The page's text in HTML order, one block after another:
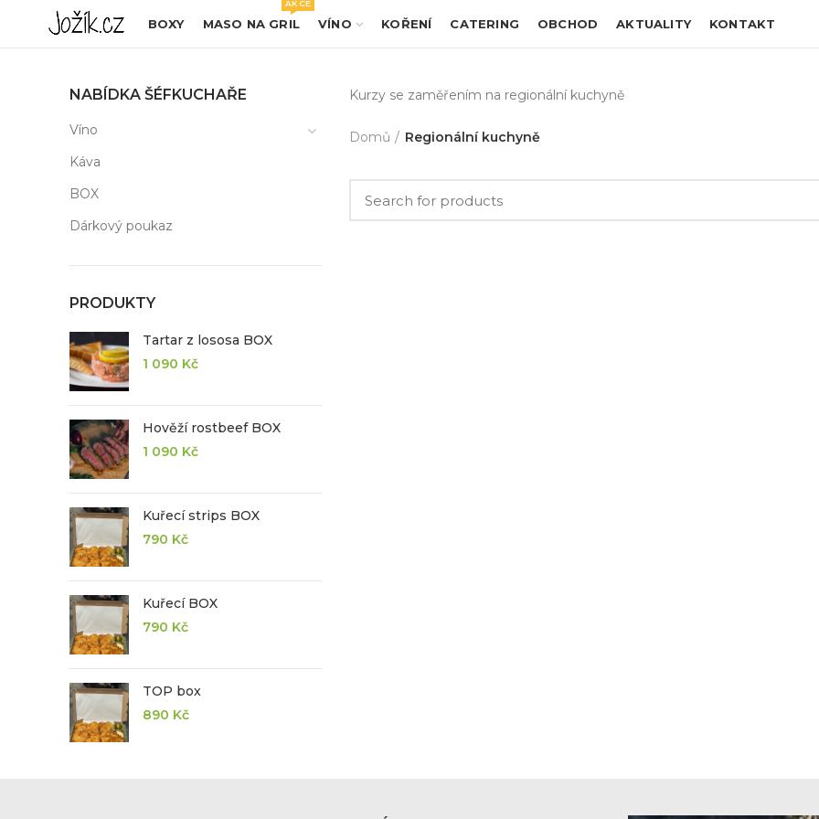
BOXY MASO NA GRIL
AKCE
VÍNO KOŘENÍ CATERING OBCHOD AKTUALITY KONTAKT
NABÍDKA ŠÉFKUCHAŘE
Víno
Káva
BOX
Dárkový poukaz
PRODUKTY
Tartar z lososa BOX
1 090 Kč
Hověží rostbeef BOX
1 090 Kč
Kuřecí strips BOX
790 Kč
Kuřecí BOX
790 Kč
TOP box
890 Kč
Kurzy se zaměřením na regionální kuchyně
Domů Regionální kuchyně